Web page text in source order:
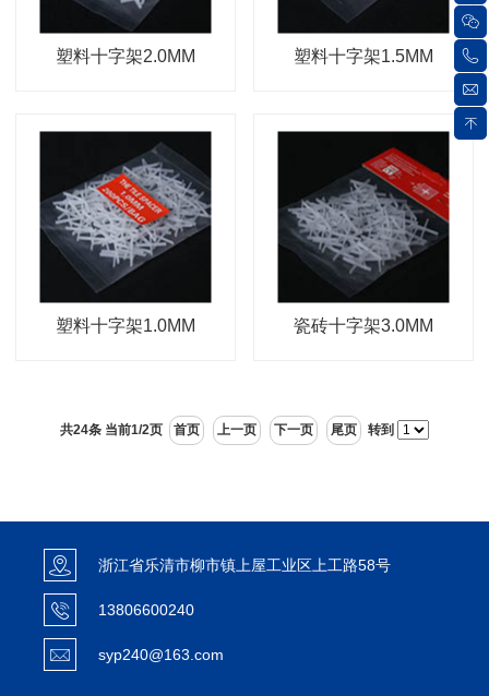
塑料十字架2.0MM 塑料十字架1.5MM
塑料十字架1.0MM 瓷砖十字架3.0MM
共24条 当前1/2页 首页 上一页 下一页 尾页 转到
浙江省乐清市柳市镇上屋工业区上工路58号
13806600240
syp240@163.com